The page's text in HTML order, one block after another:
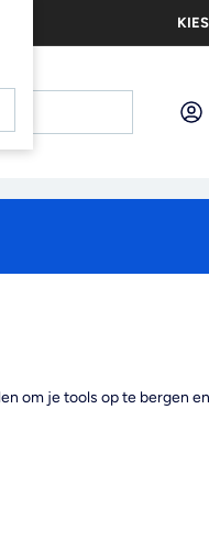
om je tools op te bergen